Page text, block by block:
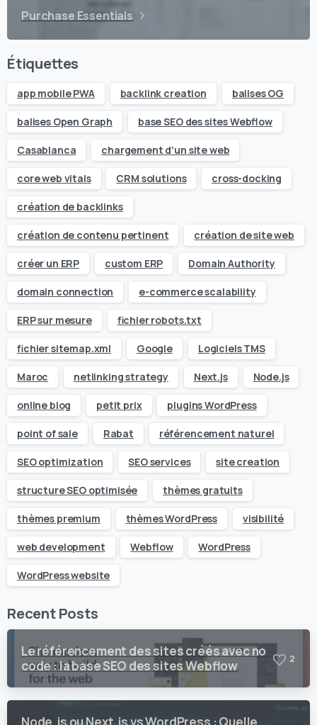
Purchase Essentials
Étiquettes
app mobile PWA backlink creation balises OG
balises Open Graph base SEO des sites Webflow
Casablanca chargement d'un site web
core web vitals CRM solutions cross-docking
création de backlinks
création de contenu pertinent création de site web
créer un ERP custom ERP Domain Authority
domain connection e-commerce scalability
ERP sur mesure fichier robots.txt
fichier sitemap.xml Google Logiciels TMS
Maroc netlinking strategy Next.js Node.js
online blog petit prix plugins WordPress
point of sale Rabat référencement naturel
SEO optimization SEO services site creation
structure SEO optimisée thèmes gratuits
thèmes premium thèmes WordPress visibilité
web development Webflow WordPress
WordPress website
Recent Posts
Le référencement des sites créés avec no
code : la base SEO des sites Webflow
2
Node.js ou Next.js vs WordPress : Quelle